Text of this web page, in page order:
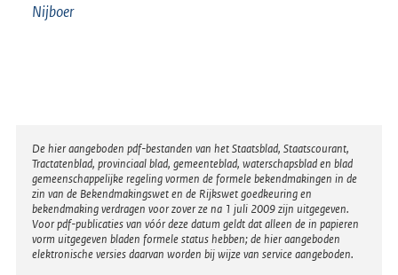
Nijboer
Disclaimer
De hier aangeboden pdf-bestanden van het Staatsblad, Staatscourant,
Tractatenblad, provinciaal blad, gemeenteblad, waterschapsblad en blad
gemeenschappelijke regeling vormen de formele bekendmakingen in de
zin van de Bekendmakingswet en de Rijkswet goedkeuring en
bekendmaking verdragen voor zover ze na 1 juli 2009 zijn uitgegeven.
Voor pdf-publicaties van vóór deze datum geldt dat alleen de in papieren
vorm uitgegeven bladen formele status hebben; de hier aangeboden
elektronische versies daarvan worden bij wijze van service aangeboden.